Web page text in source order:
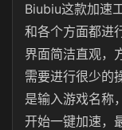
Biubiu这款加速
和各个方面都进
界面简洁直观，
需要进行很少的
是输入游戏名称
开始一键加速，